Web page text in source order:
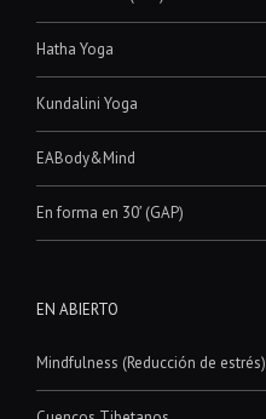
Hatha Yoga
Kundalini Yoga
EABody&Mind
En forma en 30′ (GAP)
EN ABIERTO
Mindfulness (Reducción de estrés)
Cuencos Tibetanos